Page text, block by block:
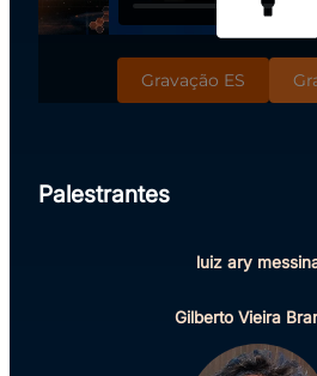
Gravação ES
Palestrantes
luiz ary
Gilberto Vieira